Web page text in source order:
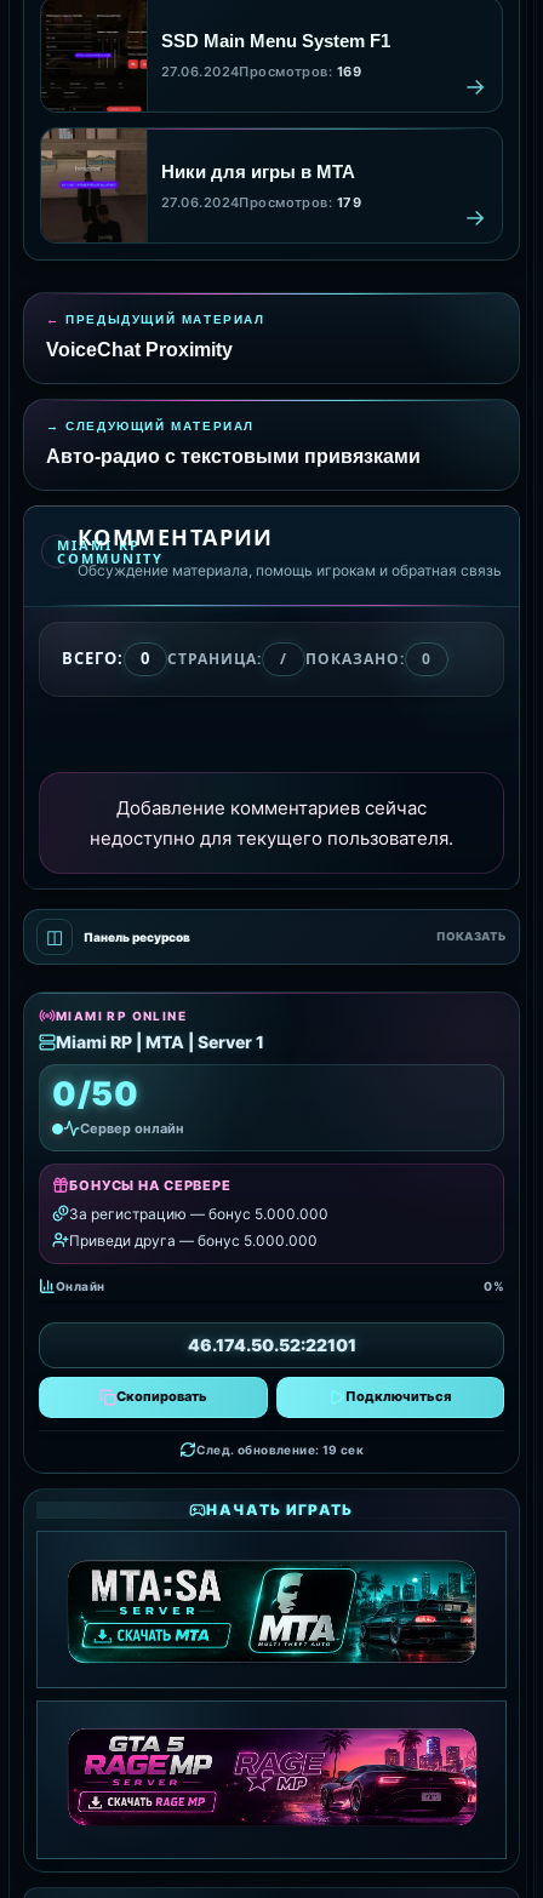
◫ Панель ресурсов ПОКАЗАТЬ
MIAMI RP ONLINE
Miami RP | MTA | Server 1
0/50
Сервер онлайн
БОНУСЫ НА СЕРВЕРЕ
За регистрацию — бонус 5.000.000
Приведи друга — бонус 5.000.000
Онлайн 0%
46.174.50.52:22101
Скопировать Подключиться
След. обновление: 17 сек
НАЧАТЬ ИГРАТЬ
MTA:SA SERVER
СКАЧАТЬ MTA
GTA 5 RAGE MP
SSD Main Menu System F1
27.06.2024Просмотров: 169
Ники для игры в MTA
27.06.2024Просмотров: 179
ПРЕДЫДУЩИЙ МАТЕРИАЛ
VoiceChat Proximity
СЛЕДУЮЩИЙ МАТЕРИАЛ
Авто-радио с текстовыми привязками
MIAMI RP
COMMUNITY
КОММЕНТАРИИ
Обсуждение материала, помощь игрокам и обратная связь
ВСЕГО: 0 СТРАНИЦА: / ПОКАЗАНО: 0
Добавление комментариев сейчас
недоступно для текущего пользователя.